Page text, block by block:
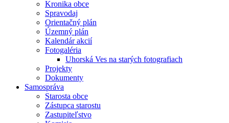
Kronika obce
Spravodaj
Orientačný plán
Územný plán
Kalendár akcií
Fotogaléria
Uhorská Ves na starých fotografiach
Projekty
Dokumenty
Samospráva
Starosta obce
Zástupca starostu
Zastupiteľstvo